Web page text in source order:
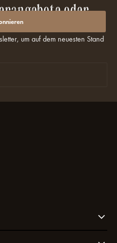
oder
um auf dem neuesten Stand